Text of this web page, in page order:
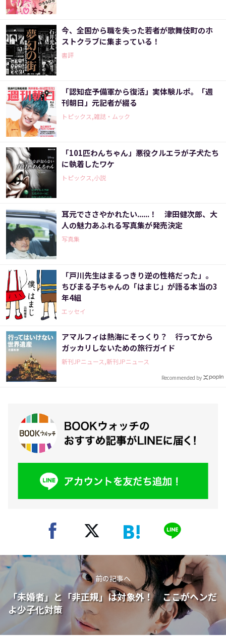
今、全国から職を失った若者が歌舞伎町のホ
ストクラブに集まっている！
書評
「認知症予備軍から復活」実体験ルポ。「週
刊朝日」元記者が綴る
トピックス,雑誌・ムック
「101匹わんちゃん」悪役クルエラが子犬たち
に執着したワケ
トピックス,小説
耳元でささやかれたい......！ 津田健次郎、大
人の魅力あふれる写真集が発売決定
写真集
「戸川先生はまるっきり逆の性格だった」。
ちびまる子ちゃんの「はまじ」が語る本当の3
年4組
エッセイ
アマルフィは熱海にそっくり？ 行ってから
ガッカリしないための旅行ガイド
新刊JPニュース,新刊JPニュース
Recommended by
前の記事へ
「未婚者」と「非正規」は対象外！ ここがヘンだ
よ少子化対策